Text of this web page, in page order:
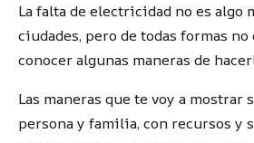
La falta de electricidad no es algo
ciudades, pero de todas formas no
conocer algunas maneras de
Las maneras que te voy a mostrar
persona y familia, con recursos y